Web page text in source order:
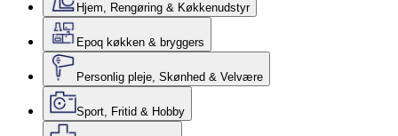
Hjem, Rengøring & Køkkenudstyr
Epoq køkken & bryggers
Personlig pleje, Skønhed & Velvære
Sport, Fritid & Hobby